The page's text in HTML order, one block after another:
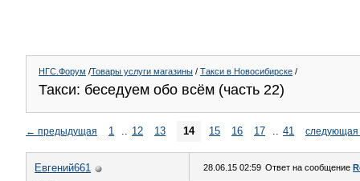
НГС.Форум /Товары услуги магазины / Такси в Новосибирске /
Такси: беседуем обо всём (часть 22)
← предыдущая 1 .. 12 13 14 15 16 17 .. 41 следующая
Евгений661 28.06.15 02:59 Ответ на сообщение